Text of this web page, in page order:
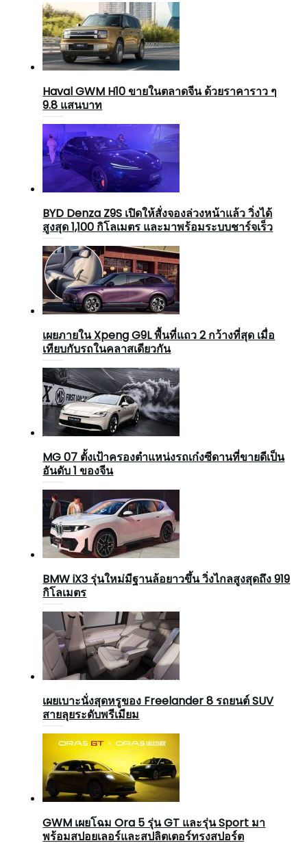
Haval GWM H10 ขายในตลาดจีน ด้วยราคาราว ๆ
9.8 แสนบาท
BYD Denza Z9S เปิดให้สั่งจองล่วงหน้าแล้ว วิ่งได้
สูงสุด 1,100 กิโลเมตร และมาพร้อมระบบชาร์จเร็ว
เผยภายใน Xpeng G9L พื้นที่แถว 2 กว้างที่สุด เมื่อ
เทียบกับรถในคลาสเดียวกัน
MG 07 ตั้งเป้าครองตำแหน่งรถเก๋งซีดานที่ขายดีเป็น
อันดับ 1 ของจีน
BMW iX3 รุ่นใหม่มีฐานล้อยาวขึ้น วิ่งไกลสูงสุดถึง 919
กิโลเมตร
เผยเบาะนั่งสุดหรูของ Freelander 8 รถยนต์ SUV
สายลุยระดับพรีเมียม
GWM เผยโฉม Ora 5 รุ่น GT และรุ่น Sport มา
พร้อมสปอยเลอร์และสปลิตเตอร์ทรงสปอร์ต